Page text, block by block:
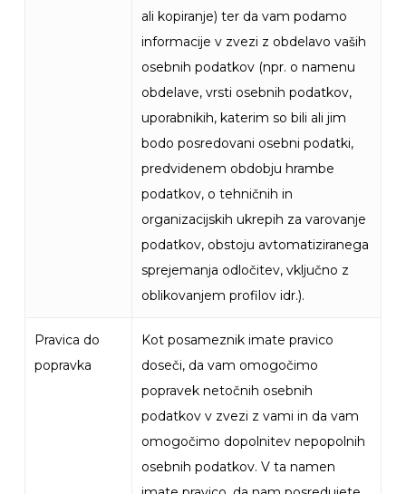
ali kopiranje) ter da vam podamo
informacije v zvezi z obdelavo vaših
osebnih podatkov (npr. o namenu
obdelave, vrsti osebnih podatkov,
uporabnikih, katerim so bili ali jim
bodo posredovani osebni podatki,
predvidenem obdobju hrambe
podatkov, o tehničnih in
organizacijskih ukrepih za varovanje
podatkov, obstoju avtomatiziranega
sprejemanja odločitev, vključno z
oblikovanjem profilov idr.).
Pravica do
popravka
Kot posameznik imate pravico
doseči, da vam omogočimo
popravek netočnih osebnih
podatkov v zvezi z vami in da vam
omogočimo dopolnitev nepopolnih
osebnih podatkov. V ta namen